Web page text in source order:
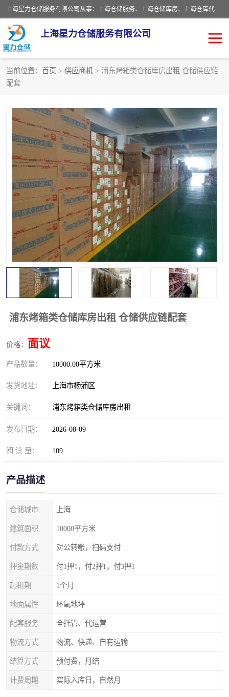
上海星力仓储服务有限公司从事：上海仓储服务、上海仓储库房、上海仓库代运营、上海仓库对外出租、上海仓库外包、上海三方仓储、上海电商仓储代发、上海电商代发货仓库、上海托管仓库、上海仓储配送。上海星力仓储服务有限公司现在拥有100个分仓、10万余平方的标准库房，精炼员工几百名，与几千家客户合作，公司已跻身上海仓储行业前列。欢迎来电咨询！
上海星力仓储服务有限公司
当前位置： 首页 > 供应商机 > 浦东烤箱类仓储库房出租 仓储供应链
配套
浦东烤箱类仓储库房出租 仓储供应链配套
价格： 面议
产品数量： 10000.00平方米
发货地址： 上海市杨浦区
关键词： 浦东烤箱类仓储库房出租
发布日期： 2026-08-09
阅 读 量： 109
产品描述
仓储城市 上海
建筑面积 10000平方米
付款方式 对公转账，扫码支付
押金期数 付1押1，付2押1，付3押1
起租期 1个月
地面属性 环氧地坪
配套服务 全托管、代运营
物流方式 物流、快递、自有运输
结算方式 预付费，月结
计费周期 实际入库日，自然月
上海仓库对外出租
上海仓储配送 上海仓库外包
上海仓库代运营 上海托管仓库
上海第三方仓储 上海仓储服务
仓储 上海电商代发货仓库
上海托管仓库